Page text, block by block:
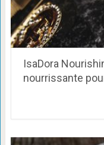
IsaDora
nourrissante